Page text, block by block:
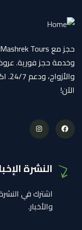
وخدمة حجز فورية.
الآن!
النشرة
اشترك في
والأخبار.